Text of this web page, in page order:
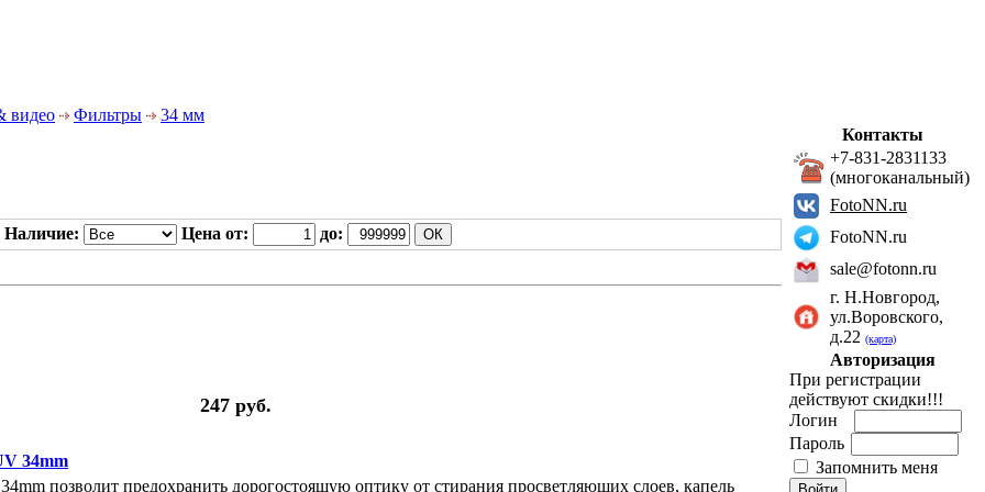
видео Фильтры 34 мм
Наличие: Цена от: до:
247 руб.
34mm
позволит предохранить дорогостоящую оптику от стирания просветляющих слоев, капель
Контакты
+7-831-2831133
(многоканальный)
FotoNN.ru
FotoNN.ru
sale@fotonn.ru
г. Н.Новгород,
ул.Воровского,
д.22 (карта)
Авторизация
При регистрации
действуют скидки!!!
Логин
Пароль
Запомнить меня